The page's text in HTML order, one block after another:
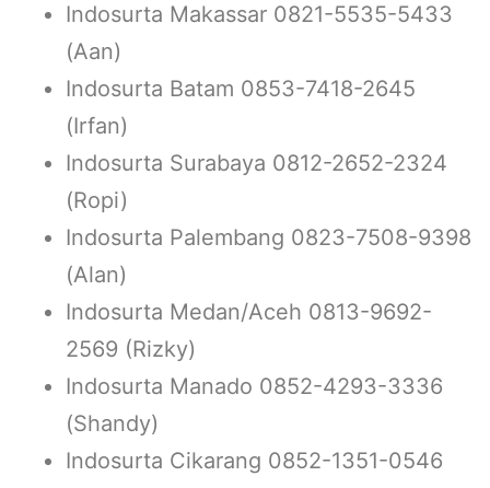
Indosurta Makassar 0821-5535-5433
(Aan)
Indosurta Batam 0853-7418-2645
(Irfan)
Indosurta Surabaya 0812-2652-2324
(Ropi)
Indosurta Palembang 0823-7508-9398
(Alan)
Indosurta Medan/Aceh 0813-9692-
2569 (Rizky)
Indosurta Manado 0852-4293-3336
(Shandy)
Indosurta Cikarang 0852-1351-0546